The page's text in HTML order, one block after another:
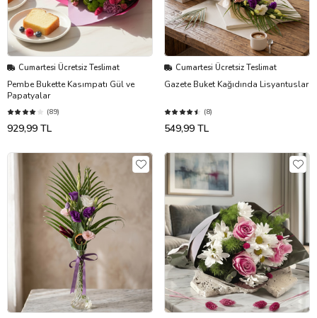
Cumartesi Ücretsiz Teslimat
Pembe Bukette Kasımpatı Gül ve
Papatyalar
(89)
929,99 TL
Cumartesi Ücretsiz Teslimat
Gazete Buket Kağıdında Lisyantuslar
(8)
549,99 TL